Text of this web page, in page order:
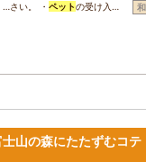
…さい。 ・ ペットの受け入…
士山の森にたたずむコテ